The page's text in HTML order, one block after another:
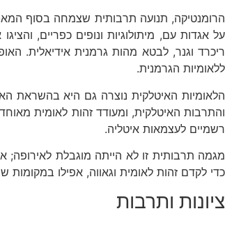
על אגדות עם, מיתולוגיות ונופים כפריים,
ריכרד וגנר, לבטא מהות גרמנית אידיאלית.
ללאומיות הגרמנית.
והתרבות האיטלקית, ומעודד זהות לאומית
רשמיים לעצמאות איטליה.
מגמה תרבותית זו לא הייתה מוגבלת לאירופה;
כדי לקדם זהות לאומית וגאווה, אפילו במקומות
ציונות ותרבות